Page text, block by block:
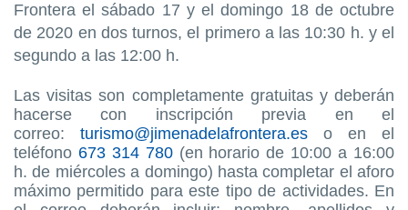
Frontera el sábado 17 y el domingo 18 de octubre
de 2020 en dos turnos, el primero a las 10:30 h. y el
segundo a las 12:00 h.
Las visitas son completamente gratuitas y deberán
hacerse con inscripción previa en el
correo: turismo@jimenadelafrontera.es o en el
teléfono 673 314 780(en horario de 10:00 a 16:00
h. de miércoles a domingo) hasta completar el aforo
máximo permitido para este tipo de actividades. En